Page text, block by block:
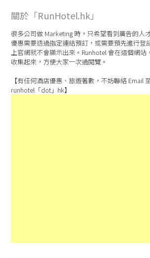
關於「RunHotel.hk」
很多公司做 Marketing 時，只希望看到廣告的人
優惠需要透過指定連結預訂，或需要預先進行登
上官網就不會顯示出來。Runhotel 會在這個網
收集起來，方便大家一次過閱覽。
【有任何酒店優惠、旅遊著數，不妨聯絡 Email
runhotel「dot」hk】